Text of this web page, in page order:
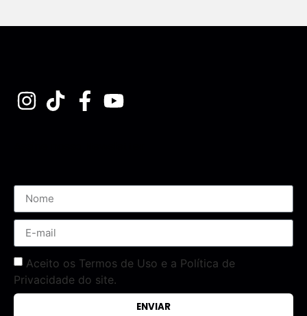
Aceito os Termos de Uso e a Política de
Privacidade do site.
ENVIAR